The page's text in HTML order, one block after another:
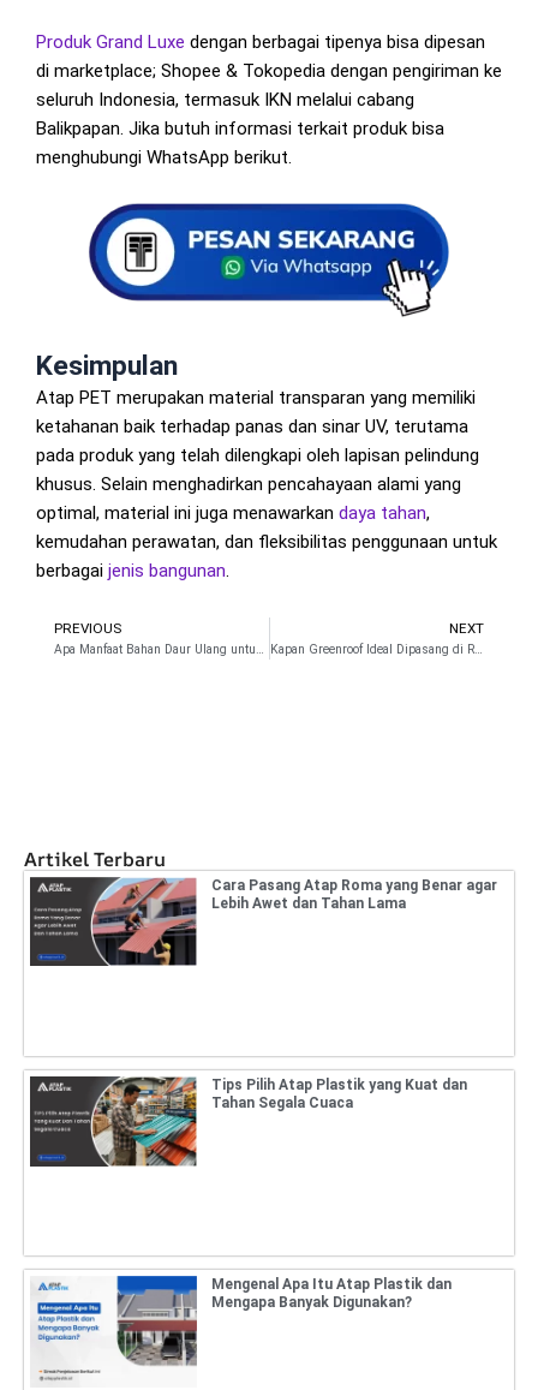
Produk Grand Luxe dengan berbagai tipenya bisa dipesan
di marketplace; Shopee & Tokopedia dengan pengiriman ke
seluruh Indonesia, termasuk IKN melalui cabang
Balikpapan. Jika butuh informasi terkait produk bisa
menghubungi WhatsApp berikut.
Kesimpulan
Atap PET merupakan material transparan yang memiliki
ketahanan baik terhadap panas dan sinar UV, terutama
pada produk yang telah dilengkapi oleh lapisan pelindung
khusus. Selain menghadirkan pencahayaan alami yang
optimal, material ini juga menawarkan daya tahan,
kemudahan perawatan, dan fleksibilitas penggunaan untuk
berbagai jenis bangunan.
Prev
PREVIOUS NEXT
Kapan Greenroof Ideal Dipasang di Rumah?
Artikel Terbaru
Cara Pasang Atap Roma yang Benar agar
Lebih Awet dan Tahan Lama
Tips Pilih Atap Plastik yang Kuat dan
Tahan Segala Cuaca
Mengenal Apa Itu Atap Plastik dan
Mengapa Banyak Digunakan?